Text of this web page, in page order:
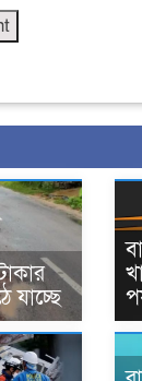
যাচ্ছে